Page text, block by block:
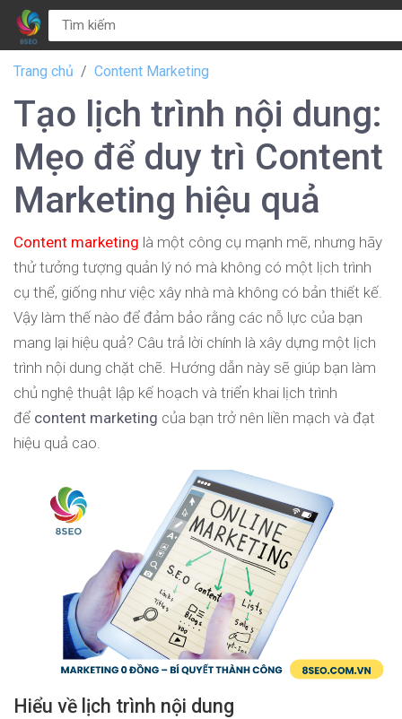
Trang chủ Content Marketing
Tạo lịch trình nội dung:
Mẹo để duy trì Content
Marketing hiệu quả
Content marketing là một công cụ mạnh mẽ, nhưng hãy
thử tưởng tượng quản lý nó mà không có một lịch trình
cụ thể, giống như việc xây nhà mà không có bản thiết kế.
Vậy làm thế nào để đảm bảo rằng các nỗ lực của bạn
mang lại hiệu quả? Câu trả lời chính là xây dựng một lịch
trình nội dung chặt chẽ. Hướng dẫn này sẽ giúp bạn làm
chủ nghệ thuật lập kế hoạch và triển khai lịch trình
để content marketing của bạn trở nên liền mạch và đạt
hiệu quả cao.
Hiểu về lịch trình nội dung